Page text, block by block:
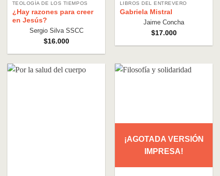
TEOLOGÍA DE LOS TIEMPOS
¿Hay razones para creer
en Jesús?
Sergio Silva SSCC
$16.000
LIBROS DEL ENTREVERO
Gabriela Mistral
Jaime Concha
$17.000
¡AGOTADA VERSIÓN
IMPRESA!